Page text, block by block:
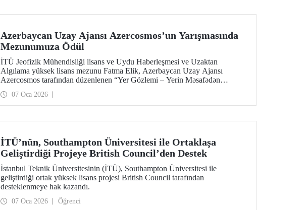
Azerbaycan Uzay Ajansı Azercosmos’un Yarışmasında
Mezunumuza Ödül
İTÜ Jeofizik Mühendisliği lisans ve Uydu Haberleşmesi ve Uzaktan
Algılama yüksek lisans mezunu Fatma Elik, Azerbaycan Uzay Ajansı
Azercosmos tarafından düzenlenen “Yer Gözlemi – Yerin Məsafədən
katılan ilk isim olarak dikkat çekti.
07 Oca 2026
İTÜ’nün, Southampton Üniversitesi ile Ortaklaşa
Geliştirdiği Projeye British Council’den Destek
İstanbul Teknik Üniversitesinin (İTÜ), Southampton Üniversitesi ile
geliştirdiği ortak yüksek lisans projesi British Council tarafından
desteklenmeye hak kazandı.
07 Oca 2026 Öğrenci